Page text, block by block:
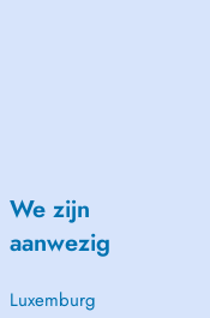
We zijn
aanwezig
Luxemburg